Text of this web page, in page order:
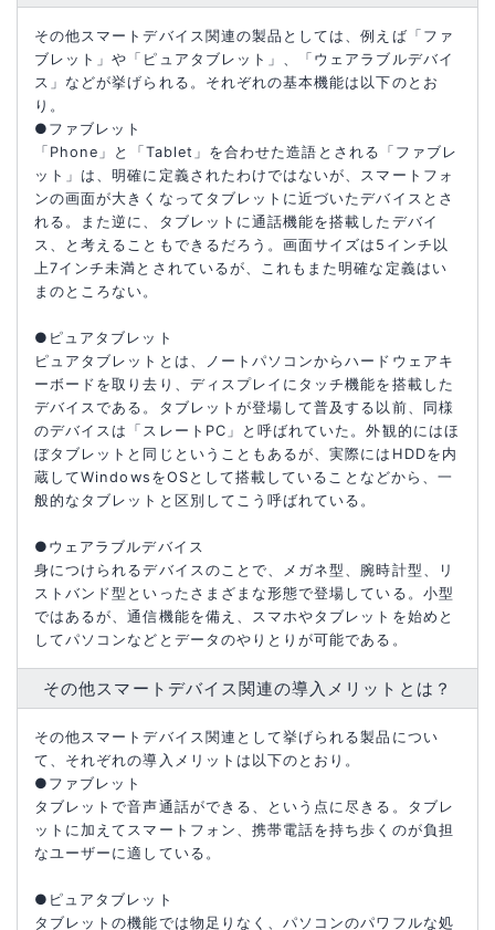
その他スマートデバイス関連の製品としては、例えば「ファ
ブレット」や「ピュアタブレット」、「ウェアラブルデバイ
ス」などが挙げられる。それぞれの基本機能は以下のとお
り。
●ファブレット
「Phone」と「Tablet」を合わせた造語とされる「ファブレ
ット」は、明確に定義されたわけではないが、スマートフォ
ンの画面が大きくなってタブレットに近づいたデバイスとさ
れる。また逆に、タブレットに通話機能を搭載したデバイ
ス、と考えることもできるだろう。画面サイズは5インチ以
上7インチ未満とされているが、これもまた明確な定義はい
まのところない。
●ピュアタブレット
ピュアタブレットとは、ノートパソコンからハードウェアキ
ーボードを取り去り、ディスプレイにタッチ機能を搭載した
デバイスである。タブレットが登場して普及する以前、同様
のデバイスは「スレートPC」と呼ばれていた。外観的にはほ
ぼタブレットと同じということもあるが、実際にはHDDを内
蔵してWindowsをOSとして搭載していることなどから、一
般的なタブレットと区別してこう呼ばれている。
●ウェアラブルデバイス
身につけられるデバイスのことで、メガネ型、腕時計型、リ
ストバンド型といったさまざまな形態で登場している。小型
ではあるが、通信機能を備え、スマホやタブレットを始めと
してパソコンなどとデータのやりとりが可能である。
その他スマートデバイス関連の導入メリットとは？
その他スマートデバイス関連として挙げられる製品につい
て、それぞれの導入メリットは以下のとおり。
●ファブレット
タブレットで音声通話ができる、という点に尽きる。タブレ
ットに加えてスマートフォン、携帯電話を持ち歩くのが負担
なユーザーに適している。
●ピュアタブレット
タブレットの機能では物足りなく、パソコンのパワフルな処